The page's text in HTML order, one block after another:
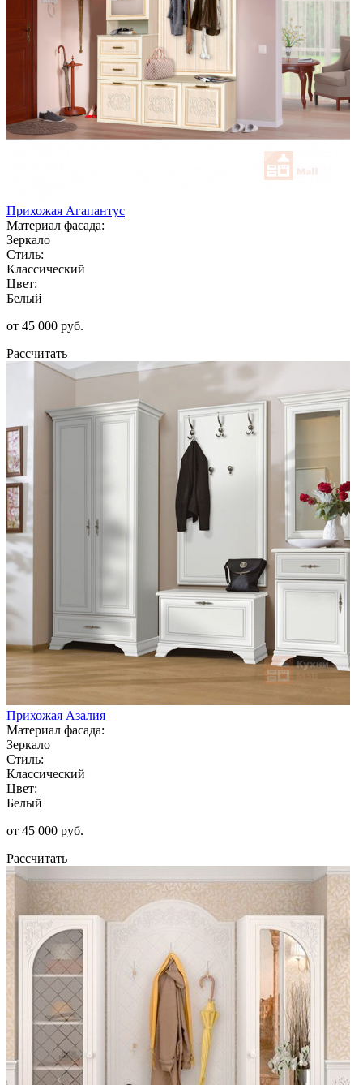
Прихожая Агапантус
Материал фасада:
Зеркало
Стиль:
Классический
Цвет:
Белый
от 45 000 руб.
Рассчитать
Прихожая Азалия
Материал фасада:
Зеркало
Стиль:
Классический
Цвет:
Белый
от 45 000 руб.
Рассчитать